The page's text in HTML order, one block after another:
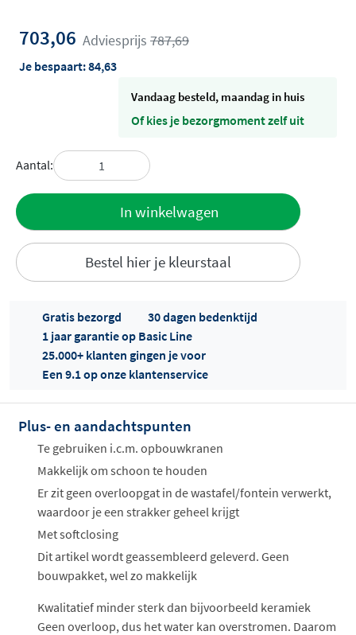
703,06 Adviesprijs 787,69
Je bespaart:84,63
vandaag besteld, maandag in huis
Of kies je bezorgmoment zelf uit
Aantal:
In winkelwagen
Bestel hier je kleurstaal
Offertes
Gratis bezorgd
30 dagen bedenktijd
1 jaar garantie op Basic Line
25.000+ klanten gingen je voor
Een 9.1 op onze klantenservice
Plus- en aandachtspunten
Te gebruiken i.c.m. opbouwkranen
Makkelijk om schoon te houden
Er zit geen overloopgat in de wastafel/fontein verwerkt,
waardoor je een strakker geheel krijgt
Met softclosing
Dit artikel wordt geassembleerd geleverd. Geen
bouwpakket, wel zo makkelijk
Kwalitatief minder sterk dan bijvoorbeeld keramiek
Geen overloop, dus het water kan overstromen. Daarom